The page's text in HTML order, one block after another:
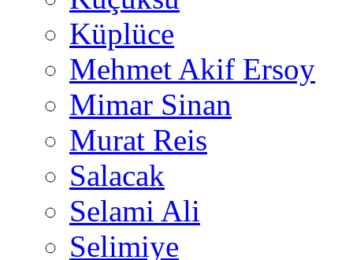
Küplüce
Mehmet Akif Ersoy
Mimar Sinan
Murat Reis
Salacak
Selami Ali
Selimiye